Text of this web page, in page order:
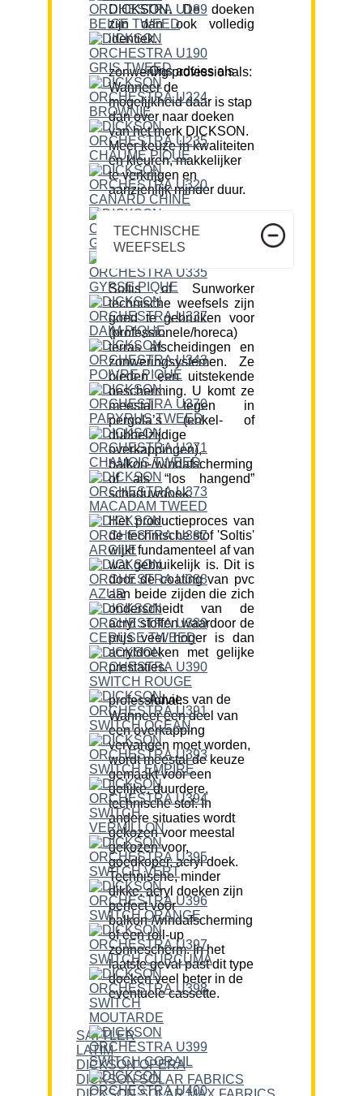
DICKSON. De doeken
zijn dan ook volledig
identiek.
Ons advies als zonwering professionals:
Wanneer de
mogelijkheid daar is stap
dan over naar doeken
van het merk DICKSON.
Meer keuze in kwaliteiten
en kleuren, makkelijker
te verkrijgen en
aanzienlijk minder duur.
TECHNISCHE
WEEFSELS
Soltis of Sunworker
technische weefsels zijn
goed te gebruiken voor
(professionele/horeca)
terras afscheidingen en
zonweringsystemen. Ze
bieden een uitstekende
bescherming. U komt ze
meestal tegen in
pergola’s (enkel- of
dubbelzijdige
overkappingen),
balkon-/windafscherming
of als “los hangend”
schaduwdoek.
Het productieproces van
de technische stof 'Soltis'
wijkt fundamenteel af van
wat gebruikelijk is. Dit is
door de coating van pvc
aan beide zijden die zich
onderscheidt van de
acryl stoffen waardoor de
prijs veel hoger is dan
acryldoeken met gelijke
prestaties.
Advies van de professional:
Wanneer een deel van
een overkapping
vervangen moet worden,
wordt meestal de keuze
gemaakt voor een
gelijke, duurdere,
technische stof. In
andere situaties wordt
gekozen voor meestal
gekozen voor,
goedkoper, acryl doek.
Technische, minder
dikke, acryl doeken zijn
perfect voor
balkon-/windafscherming
of een roll-up
zonnescherm. In het
laatste geval past dit type
doeken veel beter in de
eventuele cassette.
SATTLER
LATIM
DICKSON OPERA
DICKSON SOLAR FABRICS